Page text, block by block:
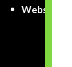
Website